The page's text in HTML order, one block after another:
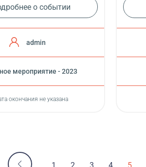
о событии
admin
мероприятие - 2023
окончания не указана
1 2 3 4 5